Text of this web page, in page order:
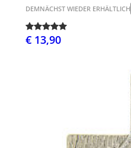
DEMNÄCHST WIEDER ERHÄLTLICH
€ 13,90